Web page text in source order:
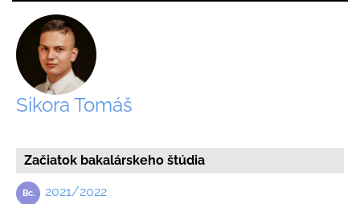
Sikora Tomáš
Začiatok bakalárskeho štúdia
2021/2022